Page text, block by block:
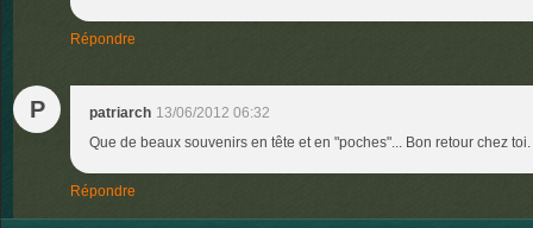
Répondre
P patriarch 13/06/2012 06:32
Que de beaux souvenirs en tête et en "poches"... Bon retour chez
Répondre